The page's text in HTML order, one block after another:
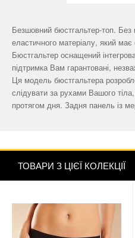
Безшовний бюстгальтер-топ. Без
еластичного матеріалу, який має
Бюстгальтер оснащений
підтримка Вам гарантовані,
Ця модель бюстгальтера
слідувати за рухами Вашого
протягом дня. Задня панель із
ТОВАРИ З ЦІЄЇ КОЛЕКЦІЇ